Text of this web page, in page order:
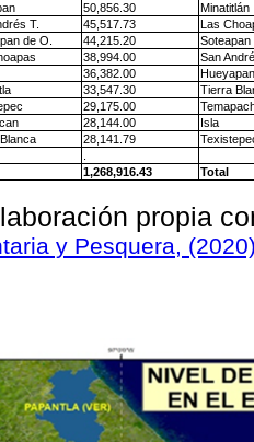
50,856.30
Minatitlán
T. 45,517.73
Las
de O. 44,215.20
Soteapan
38,994.00
San
36,382.00
33,547.30
Tierra
29,175.00
28,144.00
Isla
28,141.79
.
1,268,916.43 Total
propia
y Pesquera,